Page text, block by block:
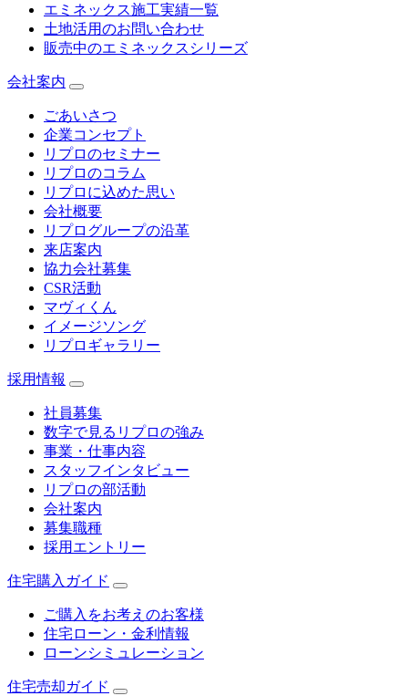
エミネックス施工実績一覧
土地活用のお問い合わせ
販売中のエミネックスシリーズ
会社案内
ごあいさつ
企業コンセプト
リプロのセミナー
リプロのコラム
リプロに込めた思い
会社概要
リプログループの沿革
来店案内
協力会社募集
CSR活動
マヴィくん
イメージソング
リプロギャラリー
採用情報
社員募集
数字で見るリプロの強み
事業・仕事内容
スタッフインタビュー
リプロの部活動
会社案内
募集職種
採用エントリー
住宅購入ガイド
ご購入をお考えのお客様
住宅ローン・金利情報
ローンシミュレーション
住宅売却ガイド